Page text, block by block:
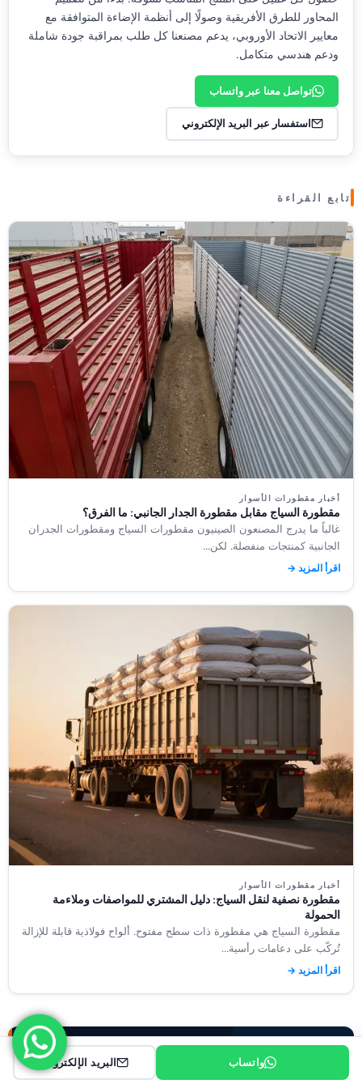
المحاور للطرق الأفريقية وصولًا إلى أنظمة الإضاءة المتوافقة مع
معايير الاتحاد الأوروبي، يدعم مصنعنا كل طلب بمراقبة جودة شاملة
ودعم هندسي متكامل.
تواصل معنا عبر واتساب
استفسار عبر البريد الإلكتروني
تابع القراءة
أخبار مقطورات الأسوار
مقطورة السياج مقابل مقطورة الجدار الجانبي: ما الفرق؟
غالباً ما يدرج المصنعون الصينيون مقطورات السياج ومقطورات الجدران
الجانبية كمنتجات منفصلة. لكن...
اقرأ المزيد →
أخبار مقطورات الأسوار
مقطورة نصفية لنقل السياج: دليل المشتري للمواصفات وملاءمة
الحمولة
مقطورة السياج هي مقطورة ذات سطح مفتوح. ألواح فولاذية قابلة للإزالة
تُركّب على دعامات رأسية...
اقرأ المزيد →
أخبرنا بمتطلباتك - احصل على عرض سعر خلال 24
واتساب البريد الإلكتروني